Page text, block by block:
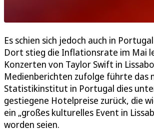
Es schien sich jedoch auch in
Dort stieg die Inflationsrate im Mai
Konzerten von Taylor Swift in
Medienberichten zufolge führte das
Statistikinstitut in Portugal dies
gestiegene Hotelpreise zurück, die
ein „großes kulturelles Event in
worden seien.